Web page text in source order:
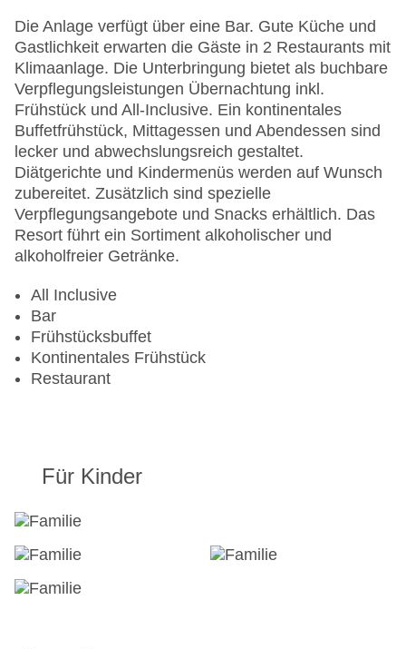
Gesamtanzahl der Stockwerke: 6
Gesamtanzahl der Zimmer: 289
Pools:Kinderbecken, Outdoor Pool,
Sonnenschirme am Pool, Liegen am Pool,
Wasserrutsche
Zahlungsarten: American Express, Mastercard,
Visa
Landeskategorie: 4 Sterne
Die Anlage verfügt über eine Bar. Gute Küche und
Gastlichkeit erwarten die Gäste in 2 Restaurants mit
Klimaanlage. Die Unterbringung bietet als buchbare
Verpflegungsleistungen Übernachtung inkl.
Frühstück und All-Inclusive. Ein kontinentales
Buffetfrühstück, Mittagessen und Abendessen sind
lecker und abwechslungsreich gestaltet.
Diätgerichte und Kindermenüs werden auf Wunsch
zubereitet. Zusätzlich sind spezielle
Verpflegungsangebote und Snacks erhältlich. Das
Resort führt ein Sortiment alkoholischer und
alkoholfreier Getränke.
All Inclusive
Bar
Frühstücksbuffet
Kontinentales Frühstück
Restaurant
Für Kinder